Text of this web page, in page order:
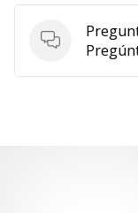
Preguntas